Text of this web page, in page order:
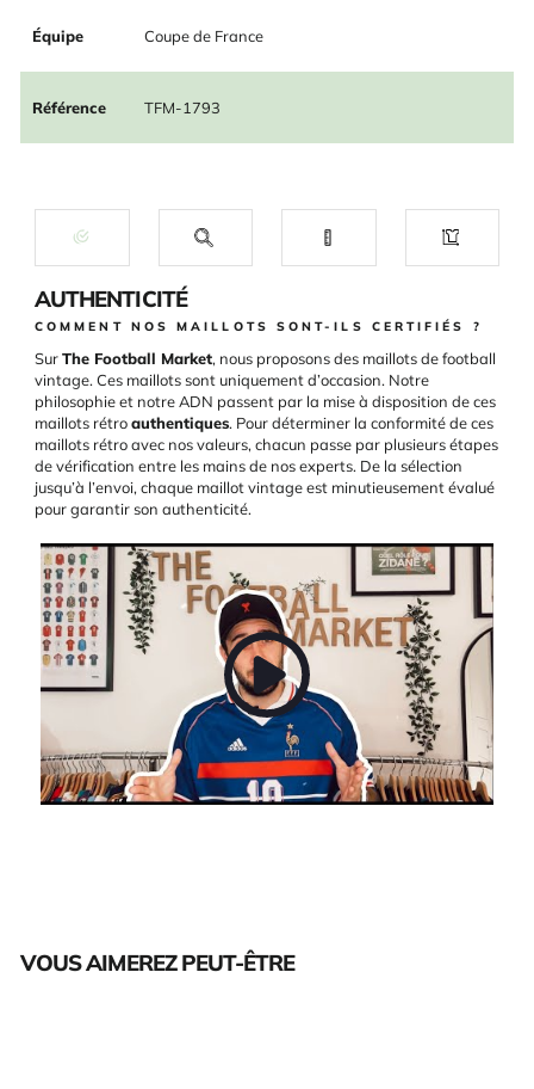
Équipe Coupe de France
Référence TFM-1793
AUTHENTICITÉ
COMMENT NOS MAILLOTS SONT-ILS CERTIFIÉS ?
SurThe Football Market, nous proposons des maillots de football
vintage. Ces maillots sont uniquement d’occasion. Notre
philosophie et notre ADN passent par la mise à disposition de ces
maillots rétroauthentiques. Pour déterminer la conformité de ces
maillots rétro avec nos valeurs, chacun passe par plusieurs étapes
de vérification entre les mains de nos experts. De la sélection
jusqu’à l’envoi, chaque maillot vintage est minutieusement évalué
pour garantir son authenticité.
VOUS AIMEREZ PEUT-ÊTRE